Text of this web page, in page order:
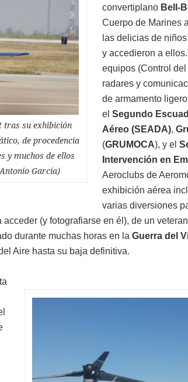
tras su exhibición
de procedencia
y muchos de ellos
García)
convertiplano Bell-
Cuerpo de Marines
las delicias de
y accedieron a
equipos (Control
radares y
de armamento
el Segundo
Aéreo (SEADA),
(GRUMOCA), y el
Intervención en
Aeroclubs de
exhibición aérea
varias diversiones
(y fotografiarse en él), de un
durante muchas horas en la Guerra del
Aire hasta su baja definitiva.